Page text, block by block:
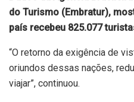
do Turismo (Embratur),
país recebeu 825.077
“O retorno da exigência de
oriundos dessas nações,
viajar”, continuou.